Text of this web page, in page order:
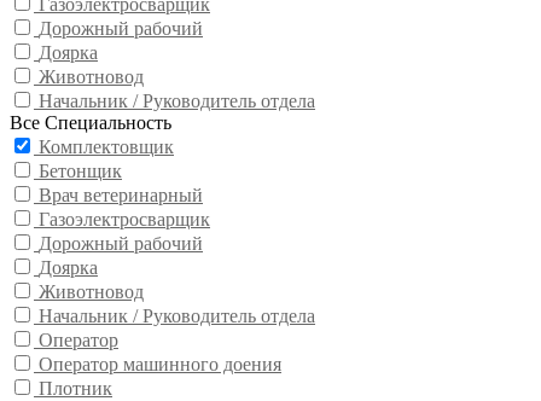
Газоэлектросварщик
Дорожный рабочий
Доярка
Животновод
Начальник / Руководитель отдела
Все Специальность
Комплектовщик
Бетонщик
Врач ветеринарный
Газоэлектросварщик
Дорожный рабочий
Доярка
Животновод
Начальник / Руководитель отдела
Оператор
Оператор машинного доения
Плотник